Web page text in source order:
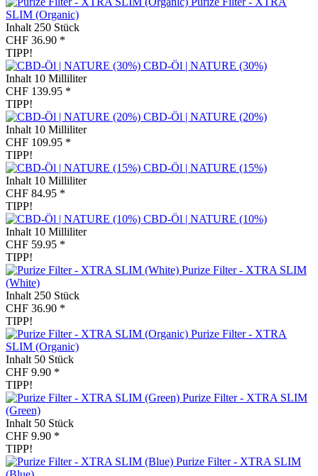
SLIM (Organic)
Inhalt 250 Stück
CHF 36.90 *
TIPP!
CBD-Öl | NATURE (30%)
Inhalt 10 Milliliter
CHF 139.95 *
TIPP!
CBD-Öl | NATURE (20%)
Inhalt 10 Milliliter
CHF 109.95 *
TIPP!
CBD-Öl | NATURE (15%)
Inhalt 10 Milliliter
CHF 84.95 *
TIPP!
CBD-Öl | NATURE (10%)
Inhalt 10 Milliliter
CHF 59.95 *
TIPP!
Purize Filter - XTRA SLIM
(White)
Inhalt 250 Stück
CHF 36.90 *
TIPP!
Purize Filter - XTRA
SLIM (Organic)
Inhalt 50 Stück
CHF 9.90 *
TIPP!
Purize Filter - XTRA SLIM
(Green)
Inhalt 50 Stück
CHF 9.90 *
TIPP!
Purize Filter - XTRA SLIM